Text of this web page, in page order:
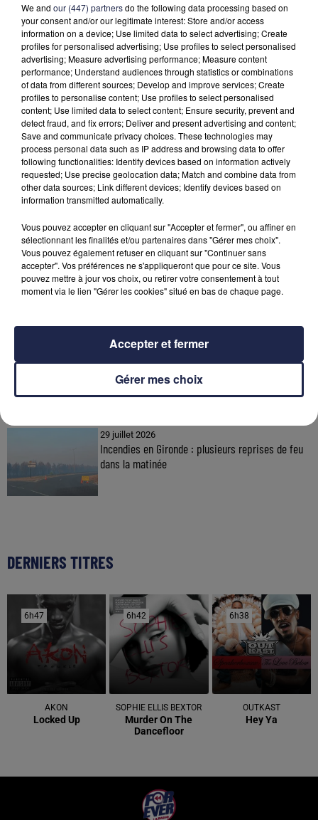
Ecoutez Coups Francs :
À LA UNE
31 juillet 2026
30 juillet 2026
Incendies en Gironde : retour des habitants
autorisé dans neuf...
29 juillet 2026
Incendies en Gironde : plusieurs reprises de feu
dans la matinée
DERNIERS TITRES
6h47
6h47
AKON
Locked Up
6h42
6h42
SOPHIE ELLIS BEXTOR
Murder On The
Dancefloor
6h38
6h38
OUTKAST
Hey Ya
We and our (447) partnersdo the following data processing based on
your consent and/or our legitimate interest: Store and/or access
information on a device; Use limited data to select advertising; Create
profiles for personalised advertising; Use profiles to select personalised
advertising; Measure advertising performance; Measure content
performance; Understand audiences through statistics or combinations
of data from different sources; Develop and improve services; Create
profiles to personalise content; Use profiles to select personalised
content; Use limited data to select content; Ensure security, prevent and
detect fraud, and fix errors; Deliver and present advertising and content;
Save and communicate privacy choices. These technologies may
process personal data such as IP address and browsing data to offer
following functionalities: Identify devices based on information actively
requested; Use precise geolocation data; Match and combine data from
other data sources; Link different devices; Identify devices based on
information transmitted automatically.
Vous pouvez accepter en cliquant sur "Accepter et fermer", ou affiner en
sélectionnant les finalités et/ou partenaires dans "Gérer mes choix".
Vous pouvez également refuser en cliquant sur "Continuer sans
accepter". Vos préférences ne s'appliqueront que pour ce site. Vous
pouvez mettre à jour vos choix, ou retirer votre consentement à tout
moment via le lien "Gérer les cookies" situé en bas de chaque page.
Gérer mes choix
Accepter et fermer